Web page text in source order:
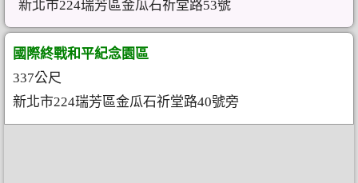
新北市224瑞芳區金瓜石祈堂路53號
國際終戰和平紀念園區
337公尺
新北市224瑞芳區金瓜石祈堂路40號旁